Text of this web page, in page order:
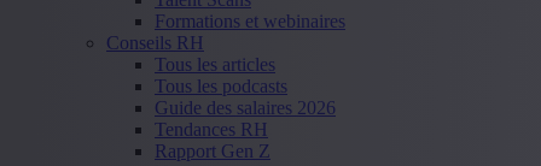
Formations et webinaires
Conseils RH
Tous les articles
Tous les podcasts
Guide des salaires 2026
Tendances RH
Rapport Gen Z